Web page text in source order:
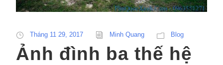
Tháng 11 29, 2017 Minh Quang Blog
Ảnh đình ba thế hệ